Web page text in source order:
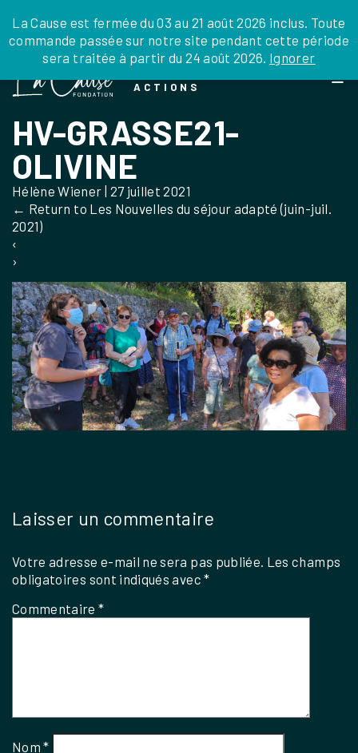
to
the
La Cause est fermée du 03 au 21 août 2026 inclus. Toute
commande passée sur notre site pendant cette période
sera traitée à partir du 24 août 2026. Ignorer
JE DONNE JE PARRAINE NOUS SOUTENIR
DEPUIS LA FRANCE
DEPUIS L’INTERNATIONAL
EN TANT QU’ORGANISATION
LEGS, LIBÉRALITÉS
0 ARTICLE
ACTIONS
HV-GRASSE21-
OLIVINE
Hélène Wiener | 27 juillet 2021
← Return to Les Nouvelles du séjour adapté (juin-juil.
2021)
‹
›
Laisser un commentaire
Votre adresse e-mail ne sera pas publiée. Les champs
obligatoires sont indiqués avec*
Commentaire*
Nom*